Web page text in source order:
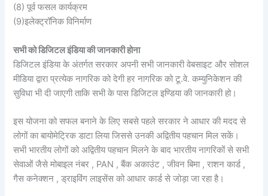
(8) पूर्व फसल कार्यक्रम
(9)इलेक्ट्रॉनिक विनिर्माण
सभी को डिजिटल इंडिया की जानकारी होना
डिजिटल इंडिया के अंतर्गत सरकार अपनी सभी जानकारी वेबसाइट और सोशल
मीडिया द्वारा प्रत्येक नागरिक को देगी हर नागरिक को टू.वे. कम्युनिकेशन की
सुविधा भी दी जाएगी ताकि सभी के पास डिजिटल इण्डिया की जानकारी हो।
इस योजना को सफल बनाने के लिए सबसे पहले सरकार ने आधार की मदद से
लोगों का बायोमेट्रिक डाटा लिया जिससे उनकी अद्वितीय पहचान मिल सकें।
सभी भारतीय लोगों को अद्वितीय पहचान मिलने के बाद भारतीय नागरिकों से सभी
सेवाओं जैसे मोबाइल नंबर , PAN , बैंक अकाउंट , जीवन बिमा , राशन कार्ड ,
गैस कनेक्शन , ड्राइविंग लाइसेंस को आधार कार्ड से जोड़ा जा रहा है।